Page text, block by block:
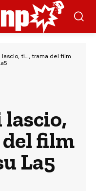
lascio, ti…, trama del film
lascio,
film
La5